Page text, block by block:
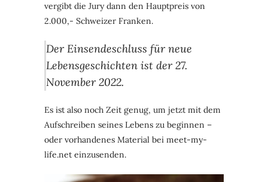
vergibt die Jury dann den Hauptpreis von
2.000,- Schweizer Franken.
Der Einsendeschluss für neue
Lebensgeschichten ist der 27.
November 2022.
Es ist also noch Zeit genug, um jetzt mit dem
Aufschreiben seines Lebens zu beginnen –
oder vorhandenes Material bei meet-my-
life.net einzusenden.